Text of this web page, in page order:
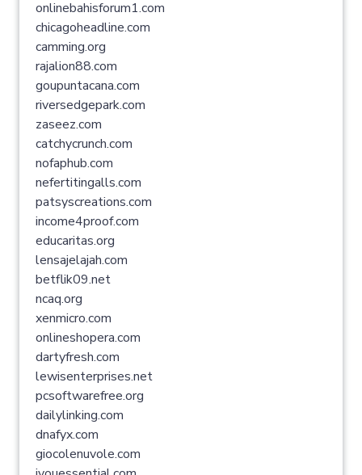
onlinebahisforum1.com
chicagoheadline.com
camming.org
rajalion88.com
goupuntacana.com
riversedgepark.com
zaseez.com
catchycrunch.com
nofaphub.com
nefertitingalls.com
patsyscreations.com
income4proof.com
educaritas.org
lensajelajah.com
betflik09.net
ncaq.org
xenmicro.com
onlineshopera.com
dartyfresh.com
lewisenterprises.net
pcsoftwarefree.org
dailylinking.com
dnafyx.com
giocolenuvole.com